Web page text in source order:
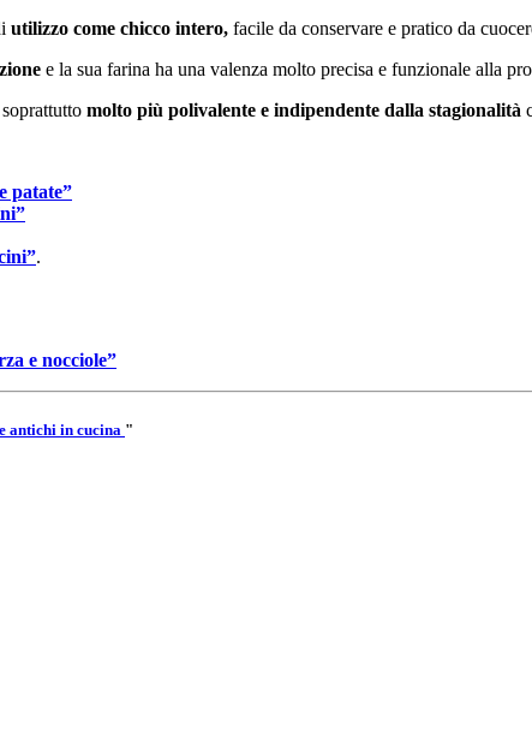
utilizzo come chicco intero, facile da conservare e pratico da
e la sua farina ha una valenza molto precisa e funzionale alla
molto più polivalente e indipendente dalla stagionalità
patate”
.
e nocciole”
antichi in cucina "